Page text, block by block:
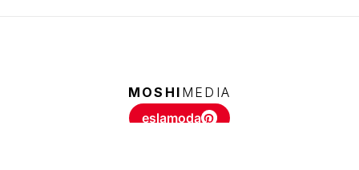
MOSHI MEDIA
eslamoda